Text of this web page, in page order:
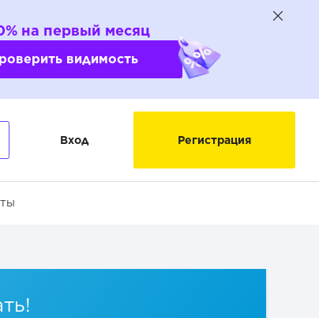
на первый месяц
видимость
Вход Регистрация